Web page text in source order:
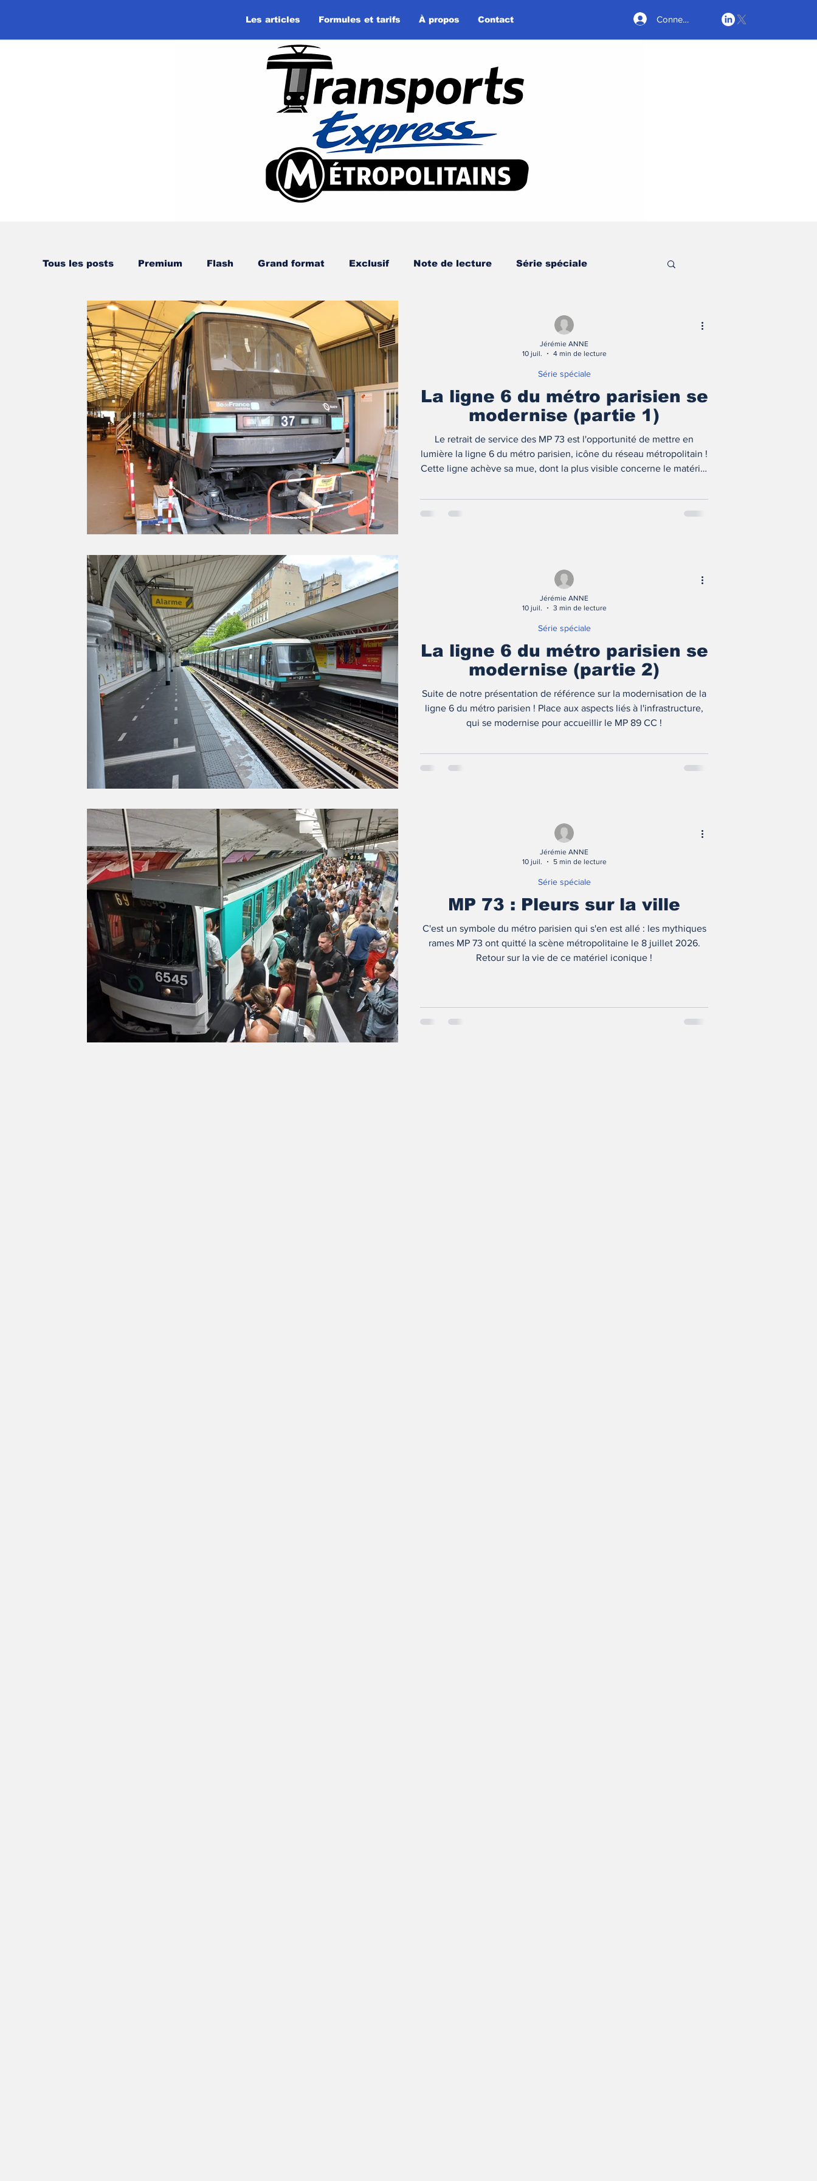
Les articles Formules et tarifs À propos Contact Connexion
Tous les posts Premium Flash Grand format Exclusif Note de lecture Série spéciale
Série d'été
La ligne 6 du métro parisien se
modernise (partie 1)
Le retrait de service des MP 73 est l'opportunité de mettre en
lumière la ligne 6 du métro parisien, icône du réseau métropolitain !
Cette ligne achève sa mue, dont la plus visible concerne le matériel
Série spéciale
Jérémie ANNE
10 juil.
4 min de lecture
La ligne 6 du métro parisien se
modernise (partie 2)
Suite de notre présentation de référence sur la modernisation de la
ligne 6 du métro parisien ! Place aux aspects liés à l'infrastructure,
qui se modernise pour accueillir le MP 89 CC !
Série spéciale
Jérémie ANNE
10 juil.
3 min de lecture
MP 73 : Pleurs sur la ville
C'est un symbole du métro parisien qui s'en est allé : les mythiques
rames MP 73 ont quitté la scène métropolitaine le 8 juillet 2026.
Retour sur la vie de ce matériel iconique !
Série spéciale
Jérémie ANNE
10 juil.
5 min de lecture